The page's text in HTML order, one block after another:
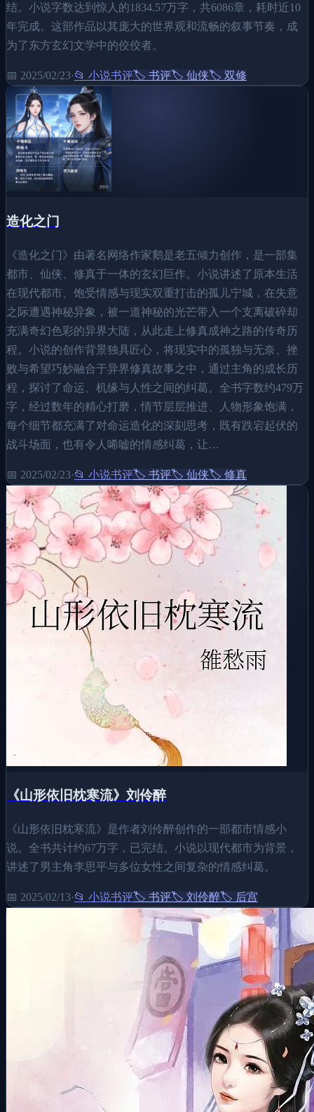
结。小说字数达到惊人的1834.57万字，共6086章，耗时近10
年完成。这部作品以其庞大的世界观和流畅的叙事节奏，成
为了东方玄幻文学中的佼佼者。
📅 2025/02/23·📂 小说书评🏷️ 书评🏷️ 仙侠🏷️ 双修
造化之门
《造化之门》由著名网络作家鹅是老五倾力创作，是一部集
都市、仙侠、修真于一体的玄幻巨作。小说讲述了原本生活
在现代都市、饱受情感与现实双重打击的孤儿宁城，在失意
之际遭遇神秘异象，被一道神秘的光芒带入一个支离破碎却
充满奇幻色彩的异界大陆，从此走上修真成神之路的传奇历
程。小说的创作背景独具匠心，将现实中的孤独与无奈、挫
败与希望巧妙融合于异界修真故事之中，通过主角的成长历
程，探讨了命运、机缘与人性之间的纠葛。全书字数约479万
字，经过数年的精心打磨，情节层层推进、人物形象饱满，
每个细节都充满了对命运造化的深刻思考，既有跌宕起伏的
战斗场面，也有令人唏嘘的情感纠葛，让…
📅 2025/02/23·📂 小说书评🏷️ 书评🏷️ 仙侠🏷️ 修真
《山形依旧枕寒流》刘伶醉
《山形依旧枕寒流》是作者刘伶醉创作的一部都市情感小
说。全书共计约67万字，已完结。小说以现代都市为背景，
讲述了男主角李思平与多位女性之间复杂的情感纠葛。
📅 2025/02/13·📂 小说书评🏷️ 书评🏷️ 刘伶醉🏷️ 后宫